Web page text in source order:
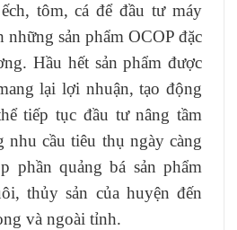
tôm, cá để đầu tư máy
những sản phẩm OCOP đặc
Hầu hết sản phẩm được
lại lợi nhuận, tạo động
tiếp tục đầu tư nâng tầm
nhu cầu tiêu thụ ngày càng
phần quảng bá sản phẩm
thủy sản của huyện đến
và ngoài tỉnh.